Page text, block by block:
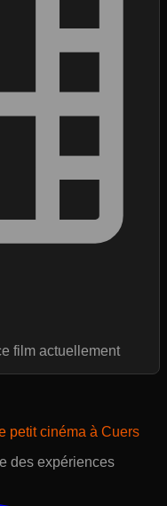
film actuellement
petit cinéma à Cuers
des expériences